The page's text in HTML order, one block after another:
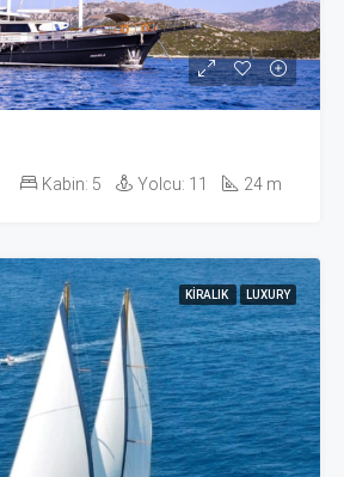
Kabin: 5 Yolcu: 11 24 m
KIRALIK LUXURY